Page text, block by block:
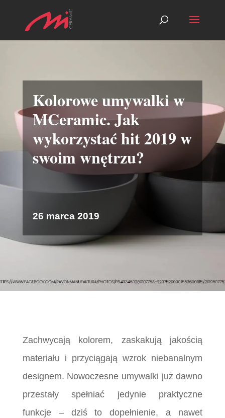
Kolorowe umywalki w
MCeramic. Jak
wykorzystać hit 2019 w
swoim wnętrzu?
26 marca 2019
Zachwycają kolorem, zaskakują jakością
materiału i przyciągają wzrok niebanalnym
designem. Nowoczesne umywalki już dawno
przestały spełniać jedynie praktyczne
funkcje – dziś to dopełnienie, a nawet